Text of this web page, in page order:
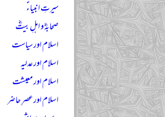
سیرتِ انبیاءؑ
صحابہؓ و اہلِ بیتؓ
اسلام اور سیاست
اسلام اور عدلیہ
اسلام اور معیشت
اسلام اور عصرِ حاضر